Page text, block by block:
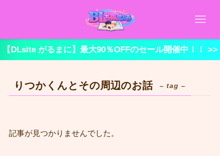
【DLsite がるまに】最大90％OFFのセール開催中！！ >>
りつかくんとその周辺のお話 – tag –
記事が見つかりませんでした。